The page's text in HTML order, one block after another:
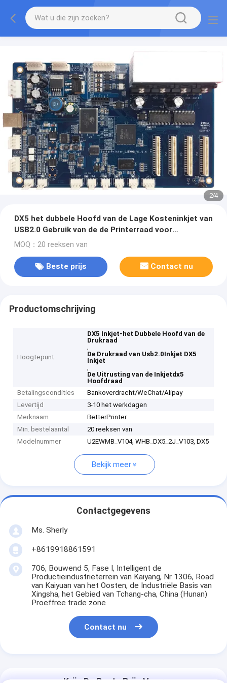
2/4
DX5 het dubbele Hoofd van de Lage Kosteninkjet van
USB2.0 Gebruik van de de Printerraad voor
Muurprinter
MOQ：20 reeksen van
Beste prijs Contact nu
Productomschrijving
Hoogtepunt
DX5 Inkjet-het Dubbele Hoofd van de
Drukraad
,
De Drukraad van Usb2.0Inkjet DX5
Inkjet
,
De Uitrusting van de Inkjetdx5
Hoofdraad
Betalingscondities
Bankoverdracht/WeChat/Alipay
Levertijd
3-10 het werkdagen
Merknaam
BetterPrinter
Min. bestelaantal
20 reeksen van
Modelnummer
U2EWMB_V104, WHB_DX5_2J_V103, DX5
Bekijk meer
Contactgegevens
Ms. Sherly
+8619918861591
706, Bouwend 5, Fase I, Intelligent de
Productieindustrieterrein van Kaiyang, Nr 1306, Road
van Kaiyuan van het Oosten, de Industriële Basis van
Xingsha, het Gebied van Tchang-cha, China (Hunan)
Proeffree trade zone
Contact nu